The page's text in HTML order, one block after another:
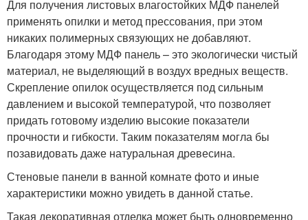
Для получения листовых влагостойких МДФ панелей
применять опилки и метод прессования, при этом
никаких полимерных связующих не добавляют.
Благодаря этому МДФ панель – это экологически чистый
материал, не выделяющий в воздух вредных веществ.
Скрепление опилок осуществляется под сильным
давлением и высокой температурой, что позволяет
придать готовому изделию высокие показатели
прочности и гибкости. Таким показателям могла бы
позавидовать даже натуральная древесина.
Стеновые панели в ванной комнате фото и иные
характеристики можно увидеть в данной статье.
Такая декоративная отделка может быть одновременно